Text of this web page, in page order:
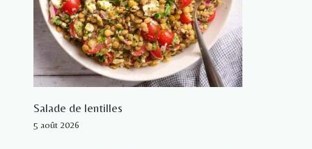
Salade de lentilles
5 août 2026